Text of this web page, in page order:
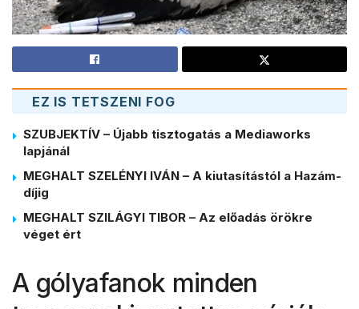
EZ IS TETSZENI FOG
SZUBJEKTÍV – Újabb tisztogatás a Mediaworks
lapjánál
MEGHALT SZELÉNYI IVÁN – A kiutasítástól a Hazám-
díjig
MEGHALT SZILÁGYI TIBOR – Az előadás örökre
véget ért
A gólyafanok minden